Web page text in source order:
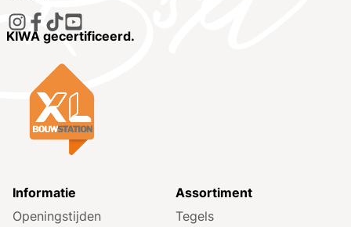
KIWA gecertificeerd.
Informatie
Openingstijden
Assortiment
Tegels